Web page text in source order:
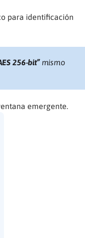
para identificación
256-bit”mismo
emergente.